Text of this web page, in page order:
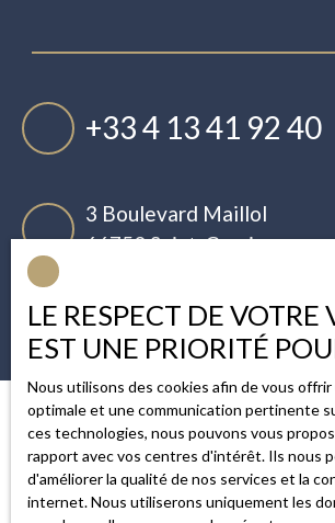
+33 4 13 41 92 40
3 Boulevard Maillol
66750 Saint-Cyprien
LE RESPECT DE VOTRE
EST UNE PRIORITÉ
Nous utilisons des cookies afin de vous
optimale et une communication pertinente
ces technologies, nous pouvons vous
rapport avec vos centres d'intérêt. Ils nous
d'améliorer la qualité de nos services et la
internet. Nous utiliserons uniquement les